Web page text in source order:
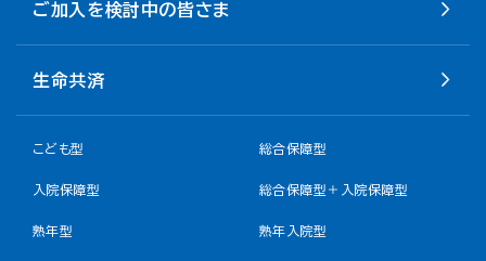
ご加入を検討中の皆さま
生命共済
こども型 総合保障型
入院保障型 総合保障型＋入院保障型
熟年型 熟年入院型